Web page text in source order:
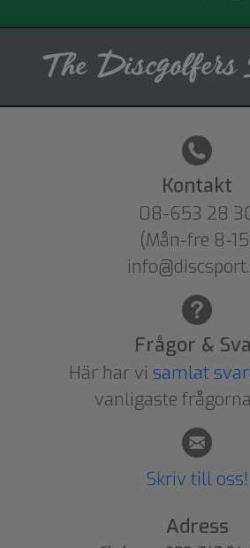
Kontakt
08-653 28
(Mån-fre 8-
Frågor &
Här har vi samlat
vanligaste
Skriv till oss!
Adress